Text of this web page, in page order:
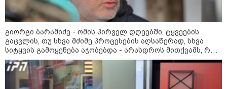
პოლიტიკა
გიორგი ბარამიძე - ომის პირველ დღეებში, ტყვეების
გაცვლის, თუ სხვა მძიმე პროცესების აღსაწერად, სხვა
სიტყვის გამოყენება აჯობებდა - არასდროს მითქვამს, რომ
ჩვენები ხელებაწეულს ან დატყვევებულს "ხვრეტდნენ", ეგ
არასდროს მინახავს და არც რაიმე ფაქტი ვიცი